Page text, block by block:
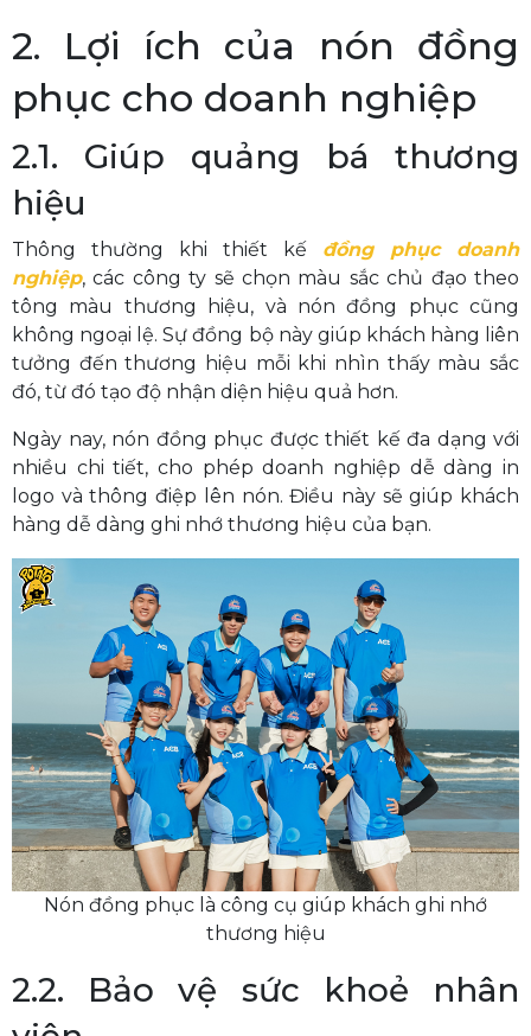
2. Lợi ích của nón đồng
phục cho doanh nghiệp
2.1. Giúp quảng bá thương
hiệu
Thông thường khi thiết kế đồng phục doanh
nghiệp, các công ty sẽ chọn màu sắc chủ đạo theo
tông màu thương hiệu, và nón đồng phục cũng
không ngoại lệ. Sự đồng bộ này giúp khách hàng liên
tưởng đến thương hiệu mỗi khi nhìn thấy màu sắc
đó, từ đó tạo độ nhận diện hiệu quả hơn.
Ngày nay, nón đồng phục được thiết kế đa dạng với
nhiều chi tiết, cho phép doanh nghiệp dễ dàng in
logo và thông điệp lên nón. Điều này sẽ giúp khách
hàng dễ dàng ghi nhớ thương hiệu của bạn.
Nón đồng phục là công cụ giúp khách ghi nhớ
thương hiệu
2.2. Bảo vệ sức khoẻ nhân